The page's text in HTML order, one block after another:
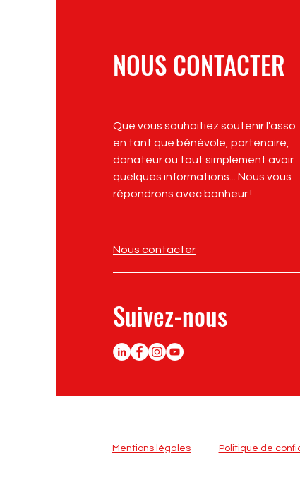
NOUS CONTACTER
Que vous souhaitiez soutenir l'asso
en tant que bénévole, partenaire,
donateur ou tout simplement avoir
quelques informations... Nous vous
répondrons avec bonheur !
Nous contacter
Suivez-nous
Mentions légales Politique de